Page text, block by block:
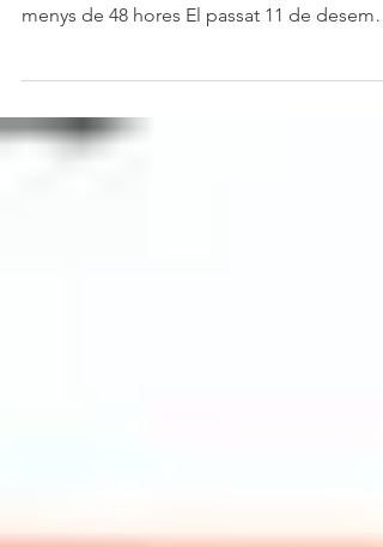
l’Ambaixador Reial
menys de 48 hores El passat 11 de
vam posar a...